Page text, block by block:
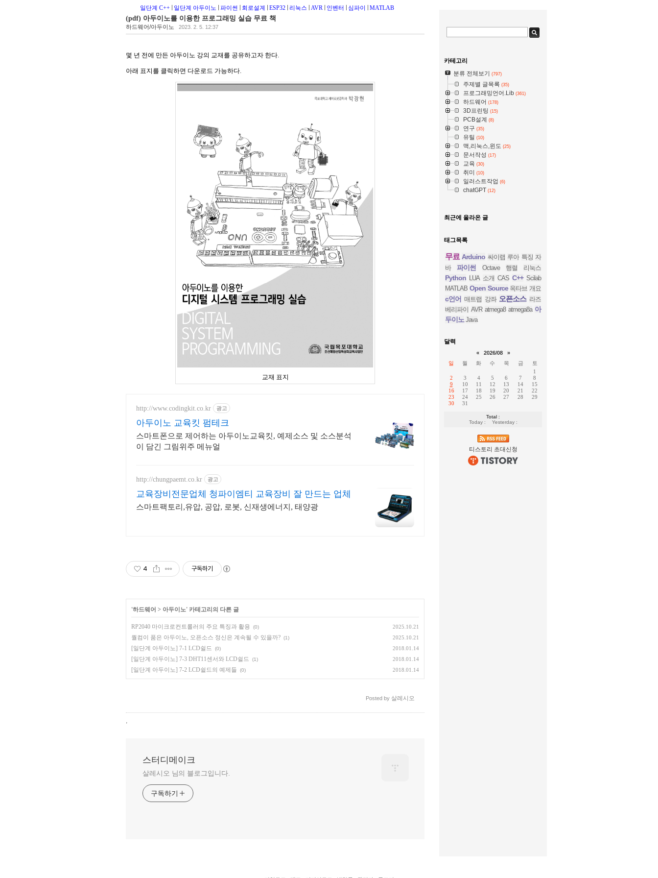
일단계 C++ 일단계 아두이노 파이썬 회로설계 ESP32 리눅스 AVR 인벤터 심파이 MATLAB
(pdf) 아두이노를 이용한 프로그래밍 실습 무료 책
하드웨어/아두이노 2023. 2. 5. 12:37
몇 년 전에 만든 아두이노 강의 교재를 공유하고자 한다.
아래 표지를 클릭하면 다운로드 가능하다.
교재 표지
http://www.codingkit.co.kr 광고
아두이노 교육킷 펌테크
스마트폰으로 제어하는 아두이노교육킷, 예제소스 및 소스분석
이 담긴 그림위주 메뉴얼
http://chungpaemt.co.kr 광고
교육장비전문업체 청파이엠티 교육장비 잘 만드는 업체
스마트팩토리,유압, 공압, 로봇, 신재생에너지, 태양광
4 구독하기
'하드웨어 > 아두이노' 카테고리의 다른 글
RP2040 마이크로컨트롤러의 주요 특징과 활용 (0) 2025.10.21
퀄컴이 품은 아두이노, 오픈소스 정신은 계속될 수 있을까? (1) 2025.10.21
[일단계 아두이노] 7-1 LCD쉴드 (0) 2018.01.14
[일단계 아두이노] 7-3 DHT11센서와 LCD쉴드 (1) 2018.01.14
[일단계 아두이노] 7-2 LCD쉴드의 예제들 (0) 2018.01.14
Posted by 살레시오
,
스터디메이크
살레시오 님의 블로그입니다.
구독하기
카테고리
분류 전체보기 (797)
주제별 글목록 (35)
프로그래밍언어.Lib (361)
하드웨어 (178)
3D프린팅 (15)
PCB설계 (8)
연구 (35)
유틸 (10)
맥,리눅스,윈도 (25)
문서작성 (17)
교육 (30)
취미 (10)
일러스트작업 (6)
chatGPT (12)
최근에 올라온 글
태그목록
무료 Arduino 싸이랩 루아 특징 자
바
파이썬 Octave 행렬 리눅스
Python LUA 소개 CAS C++ Scilab
MATLAB Open Source 옥타브 개요
c언어 매트랩 강좌 오픈소스 라즈
베리파이 AVR atmega8 atmega8a 아
두이노 Java
달력
« 2026/08
»
일
월 화 수 목 금
토
1
2
3 4 5 6 7
8
9
10 11 12 13 14
15
16
17 18 19 20 21
22
23
24 25 26 27 28
29
30
31
Total :
Today :
Yesterday :
티스토리 초대신청